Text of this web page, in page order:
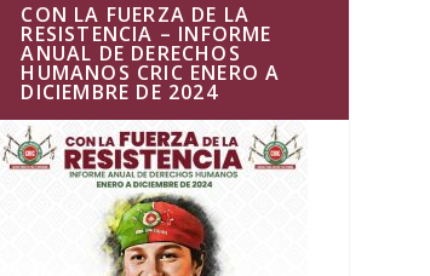
CON LA FUERZA DE LA
RESISTENCIA – INFORME
ANUAL DE DERECHOS
HUMANOS CRIC ENERO A
DICIEMBRE DE 2024